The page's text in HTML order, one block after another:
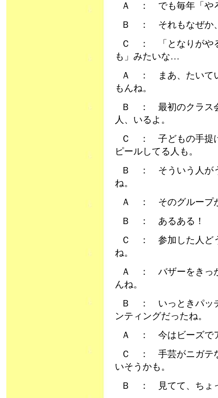
Ａ ： でも毎年「や
Ｂ ： それもなぜか
Ｃ ： 「となりがや
も」みたいな…
Ａ ： まあ、たいて
もんね。
Ｂ ： 最初のクラス
人、いるよ。
Ｃ ： 子どもの手提
ピールしてる人も。
Ｂ ： そういう人が
ね。
Ａ ： そのグループ
Ｂ ： あるある！
Ｃ ： 参加した人ど
ね。
Ａ ： バザーをきっ
んね。
Ｂ ： いっときパッ
ンティングだったね。
Ａ ： 今はビーズで
Ｃ ： 手芸がニガテ
いそうかも。
Ｂ ： 見てて、ちょ